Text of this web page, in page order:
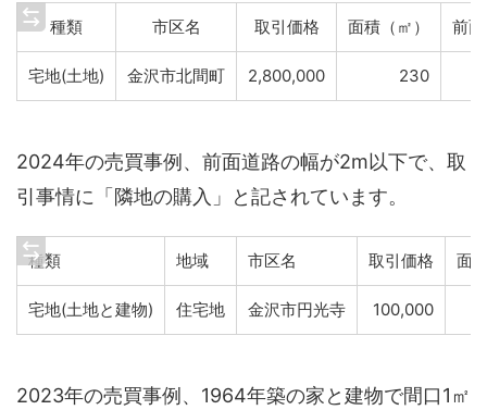
種類 市区名 取引価格 面積（㎡） 前
宅地(土地) 金沢市北間町 2,800,000 230
2024年の売買事例、前面道路の幅が2m以下で、取
引事情に「隣地の購入」と記されています。
種類 地域 市区名 取引価格 面
宅地(土地と建物) 住宅地 金沢市円光寺 100,000
2023年の売買事例、1964年築の家と建物で間口1㎡